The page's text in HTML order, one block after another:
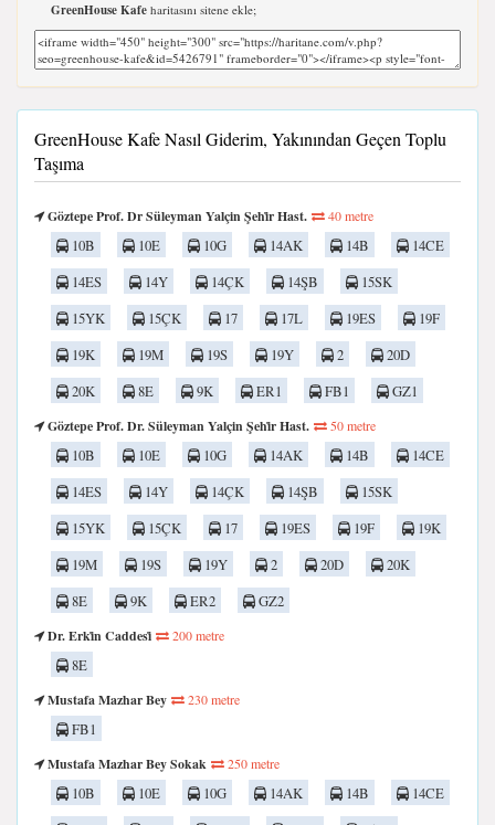
GreenHouse Kafe haritasını sitene ekle;
GreenHouse Kafe Nasıl Giderim, Yakınından Geçen Toplu
Taşıma
Göztepe Prof. Dr Süleyman Yalçin Şehi̇r Hast. 40 metre
10B 10E 10G 14AK 14B
14CE
14ES
14Y 14ÇK 14ŞB
15SK
15YK
15ÇK 17 17L 19ES
19F
19K
19M 19S 19Y 2
20D
20K
8E 9K ER1 FB1
GZ1
Göztepe Prof. Dr. Süleyman Yalçin Şehi̇r Hast.
50 metre
10B 10E 10G 14AK 14B
14CE
14ES
14Y 14ÇK 14ŞB
15SK
15YK
15ÇK 17 19ES 19F
19K
19M
19S 19Y 2 20D
20K
8E
9K ER2
GZ2
Dr. Erki̇n Caddesi̇
200 metre
8E
Mustafa Mazhar Bey
230 metre
FB1
Mustafa Mazhar Bey Sokak
250 metre
10B 10E 10G 14AK 14B
14CE